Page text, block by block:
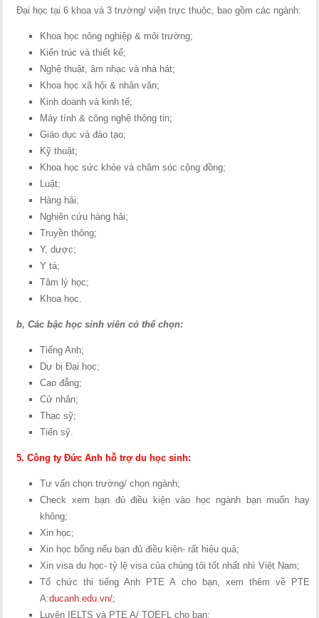
Đại học tại 6 khoa và 3 trường/ viện trực thuộc, bao gồm các ngành:
Khoa học nông nghiệp & môi trường;
Kiến trúc và thiết kế;
Nghệ thuật, âm nhạc và nhà hát;
Khoa học xã hội & nhân văn;
Kinh doanh và kinh tế;
Máy tính & công nghệ thông tin;
Giáo dục và đào tạo;
Kỹ thuật;
Khoa học sức khỏe và chăm sóc cộng đồng;
Luật;
Hàng hải;
Nghiên cứu hàng hải;
Truyền thông;
Y, dược;
Y tá;
Tâm lý học;
Khoa học.
b, Các bậc học sinh viên có thể chọn:
Tiếng Anh;
Dự bị Đại học;
Cao đẳng;
Cử nhân;
Thạc sỹ;
Tiến sỹ.
5. Công ty Đức Anh hỗ trợ du học sinh:
Tư vấn chọn trường/ chọn ngành;
Check xem bạn đủ điều kiện vào học ngành bạn muốn hay
không;
Xin học;
Xin học bổng nếu bạn đủ điều kiện- rất hiệu quả;
Xin visa du học- tỷ lệ visa của chúng tôi tốt nhất nhì Việt Nam;
Tổ chức thi tiếng Anh PTE A cho bạn, xem thêm về PTE
A:ducanh.edu.vn/;
Luyện IELTS và PTE A/ TOEFL cho bạn;